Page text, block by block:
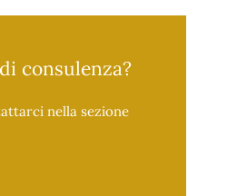
consulenza?
nella sezione